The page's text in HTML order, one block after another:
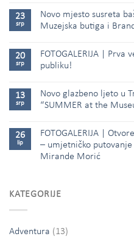
23
srp
Novo mjesto susreta
Muzejska butiga i
20
srp
FOTOGALERIJA | Prva
publiku!
13
srp
Novo glazbeno ljeto u
“SUMMER at the
26
lip
FOTOGALERIJA |
– umjetničko
Mirande Morić
KATEGORIJE
Adventura (13)